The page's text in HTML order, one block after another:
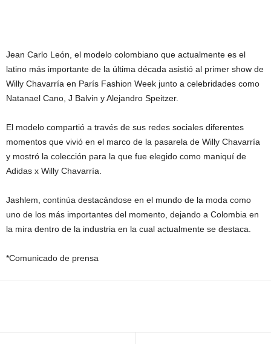
Jean Carlo León, el modelo colombiano que actualmente es el
latino más importante de la última década asistió al primer show de
Willy Chavarría en París Fashion Week junto a celebridades como
Natanael Cano, J Balvin y Alejandro Speitzer.
El modelo compartió a través de sus redes sociales diferentes
momentos que vivió en el marco de la pasarela de Willy Chavarría
y mostró la colección para la que fue elegido como maniquí de
Adidas x Willy Chavarría.
Jashlem, continúa destacándose en el mundo de la moda como
uno de los más importantes del momento, dejando a Colombia en
la mira dentro de la industria en la cual actualmente se destaca.
*Comunicado de prensa